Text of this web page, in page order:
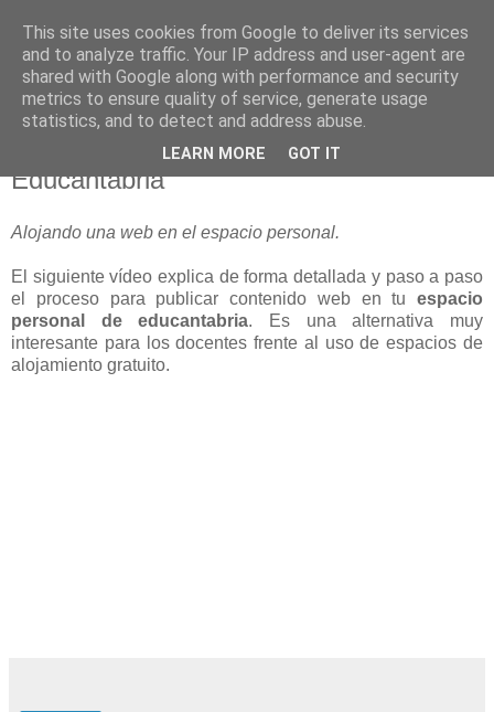
blogOBR
06 noviembre 2008
Tutorial: Subir contenido web a
Educantabria
Alojando una web en el espacio personal.
El siguiente vídeo explica de forma detallada y paso a paso
el proceso para publicar contenido web en tu espacio
personal de educantabria. Es una alternativa muy
interesante para los docentes frente al uso de espacios de
alojamiento gratuito.
This site uses cookies from Google to deliver its services
and to analyze traffic. Your IP address and user-agent are
shared with Google along with performance and security
metrics to ensure quality of service, generate usage
statistics, and to detect and address abuse.
LEARN MORE GOT IT